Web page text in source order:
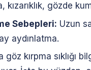
kızarıklık, gözde
Sebepleri: Uzun
aydınlatma.
göz kırpma